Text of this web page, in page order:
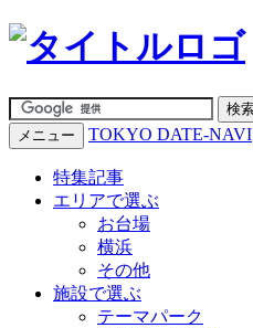
メニュー TOKYO DATE-NAVI
特集記事
エリアで選ぶ
お台場
横浜
その他
施設で選ぶ
テーマパーク